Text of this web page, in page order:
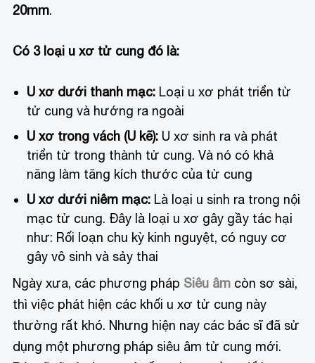
20mm.
Có 3 loại u xơ tử cung đó là:
U xơ dưới thanh mạc: Loại u xơ phát triển từ
tử cung và hướng ra ngoài
U xơ trong vách (U kẽ): U xơ sinh ra và phát
triển từ trong thành tử cung. Và nó có khả
năng làm tăng kích thước của tử cung
U xơ dưới niêm mạc: Là loại u sinh ra trong nội
mạc tử cung. Đây là loại u xơ gây gầy tác hại
như: Rối loạn chu kỳ kinh nguyệt, có nguy cơ
gây vô sinh và sảy thai
Ngày xưa, các phương pháp Siêu âm còn sơ sài,
thì việc phát hiện các khối u xơ tử cung này
thường rất khó. Nhưng hiện nay các bác sĩ đã sử
dụng một phương pháp siêu âm tử cung mới.